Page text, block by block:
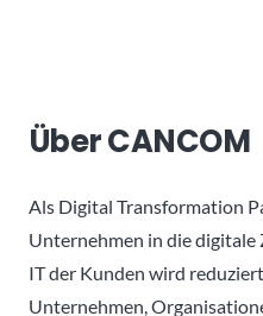
Über CANCOM
Als Digital Transformation
Unternehmen in die
IT der Kunden wird
Unternehmen,